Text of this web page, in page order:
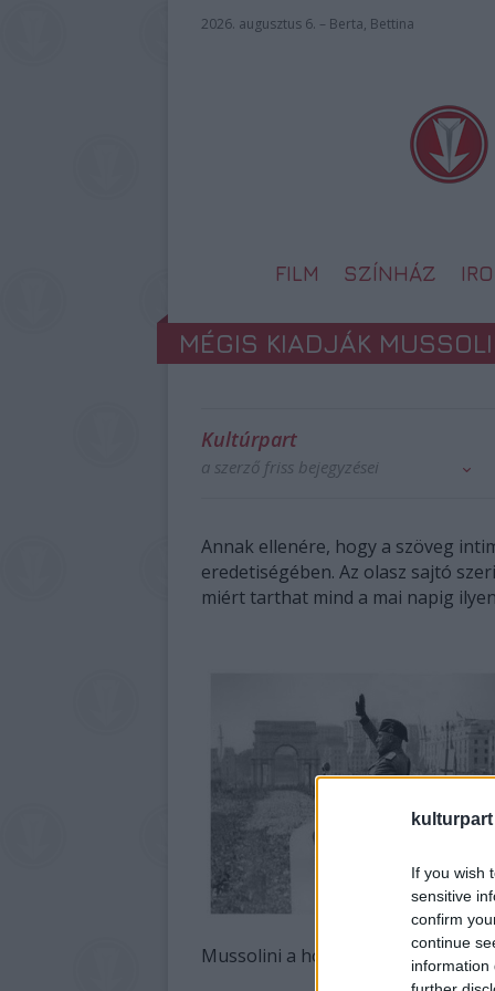
kulturpart
If you wish
sensitive
confirm
continue
information
2026. augusztus 6. – Berta, Bettina
FILM SZÍNHÁZ
MÉGIS KIADJÁK
Kultúrpart
a szerző friss bejegyzései
Annak ellenére, hogy a szöveg
eredetiségében. Az olasz sajtó
miért tarthat mind a mai napig
Mussolini a hozzá hű katonai